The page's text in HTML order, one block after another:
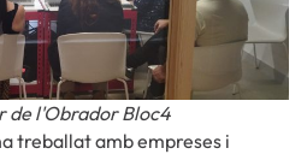
de l'Obrador Bloc4
treballat amb empreses i